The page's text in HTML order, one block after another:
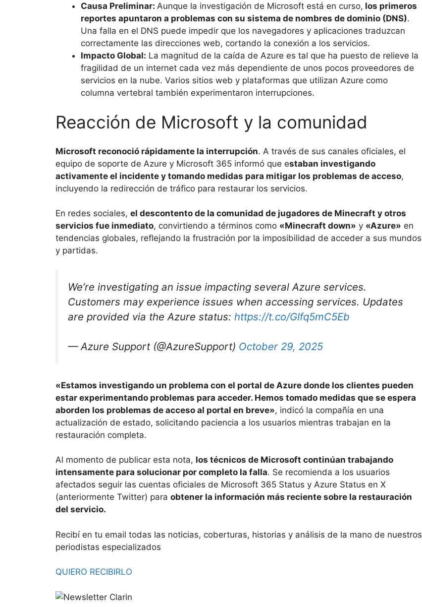
Causa Preliminar: Aunque la investigación de Microsoft está en curso, los primeros
reportes apuntaron a problemas con su sistema de nombres de dominio (DNS).
Una falla en el DNS puede impedir que los navegadores y aplicaciones traduzcan
correctamente las direcciones web, cortando la conexión a los servicios.
Impacto Global: La magnitud de la caída de Azure es tal que ha puesto de relieve la
fragilidad de un internet cada vez más dependiente de unos pocos proveedores de
servicios en la nube. Varios sitios web y plataformas que utilizan Azure como
columna vertebral también experimentaron interrupciones.
Reacción de Microsoft y la comunidad
Microsoft reconoció rápidamente la interrupción. A través de sus canales oficiales, el
equipo de soporte de Azure y Microsoft 365 informó que estaban investigando
activamente el incidente y tomando medidas para mitigar los problemas de acceso,
incluyendo la redirección de tráfico para restaurar los servicios.
En redes sociales, el descontento de la comunidad de jugadores de Minecraft y otros
servicios fue inmediato, convirtiendo a términos como «Minecraft down» y «Azure» en
tendencias globales, reflejando la frustración por la imposibilidad de acceder a sus mundos
y partidas.
We’re investigating an issue impacting several Azure services.
Customers may experience issues when accessing services. Updates
are provided via the Azure status: https://t.co/GIfq5mC5Eb
— Azure Support (@AzureSupport) October 29, 2025
«Estamos investigando un problema con el portal de Azure donde los clientes pueden
estar experimentando problemas para acceder. Hemos tomado medidas que se espera
aborden los problemas de acceso al portal en breve», indicó la compañía en una
actualización de estado, solicitando paciencia a los usuarios mientras trabajan en la
restauración completa.
Al momento de publicar esta nota, los técnicos de Microsoft continúan trabajando
intensamente para solucionar por completo la falla. Se recomienda a los usuarios
afectados seguir las cuentas oficiales de Microsoft 365 Status y Azure Status en X
(anteriormente Twitter) para obtener la información más reciente sobre la restauración
del servicio.
Recibí en tu email todas las noticias, coberturas, historias y análisis de la mano de nuestros
periodistas especializados
QUIERO RECIBIRLO